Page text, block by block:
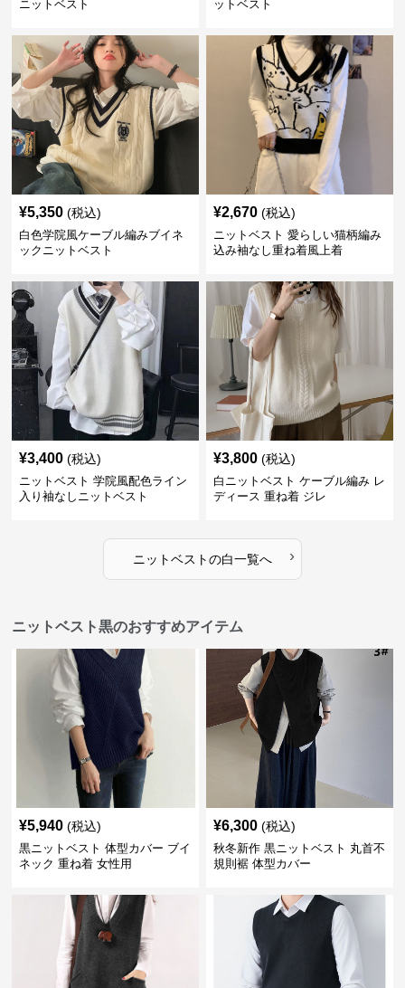
ニットベスト ットベスト
¥5,350 (税込)
白色学院風ケーブル編みブイネ
ックニットベスト
¥2,670 (税込)
ニットベスト 愛らしい猫柄編み
込み袖なし重ね着風上着
¥3,400 (税込)
ニットベスト 学院風配色ライン
入り袖なしニットベスト
¥3,800 (税込)
白ニットベスト ケーブル編み レ
ディース 重ね着 ジレ
ニットベストの白一覧へ ›
ニットベスト黒のおすすめアイテム
¥5,940 (税込)
黒ニットベスト 体型カバー ブイ
ネック 重ね着 女性用
¥6,300 (税込)
秋冬新作 黒ニットベスト 丸首不
規則裾 体型カバー